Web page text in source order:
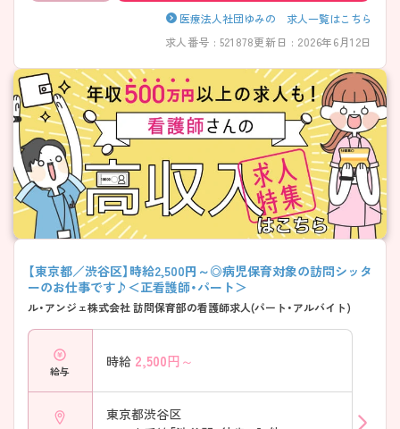
医療法人社団ゆみの 求人一覧はこちら
求人番号 : 521878更新日 : 2026年6月12日
【東京都／渋谷区】時給2,500円～◎病児保育対象の訪問シッタ
ーのお仕事です♪＜正看護師・パート＞
ル・アンジェ株式会社 訪問保育部の看護師求人(パート・アルバイト)
給与
時給 2,500円～
東京都渋谷区